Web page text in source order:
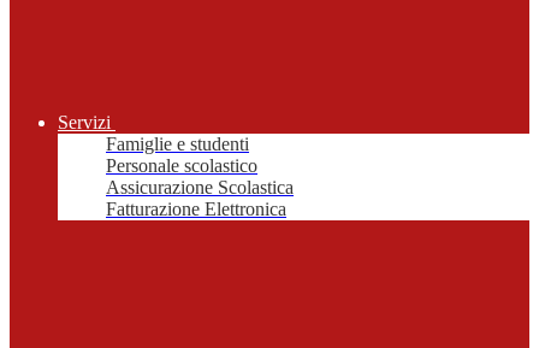
Servizi
Famiglie e studenti
Personale scolastico
Assicurazione Scolastica
Fatturazione Elettronica